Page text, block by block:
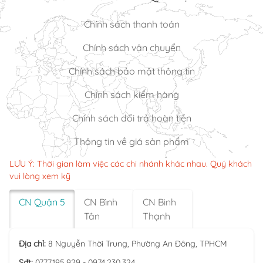
Chính sách thanh toán
Chính sách vận chuyển
Chính sách bảo mật thông tin
Chính sách kiểm hàng
Chính sách đổi trả hoàn tiền
Thông tin về giá sản phẩm
LƯU Ý: Thời gian làm việc các chi nhánh khác nhau. Quý khách
vui lòng xem kỹ
CN Quận 5
CN Bình
Tân
CN Bình
Thạnh
Địa chỉ: 8 Nguyễn Thời Trung, Phường An Đông, TPHCM